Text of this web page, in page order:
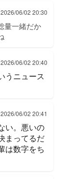
2026/06/02 20:30
量一緒だか
2026/06/02 20:40
うニュース
2026/06/02 20:41
い。悪いの
まってるだ
は数字をち